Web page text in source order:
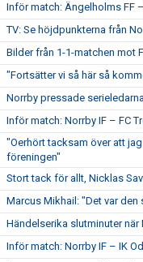
Inför match: Ängelholms FF
TV: Se höjdpunkterna från
Bilder från 1-1-matchen mot
"Fortsätter vi så här så
Norrby pressade
Inför match: Norrby IF – FC
"Oerhört tacksam över att
föreningen"
Stort tack för allt, Nicklas
Marcus Mikhail: "Det var
Händelserika slutminuter när
Inför match: Norrby IF – IK